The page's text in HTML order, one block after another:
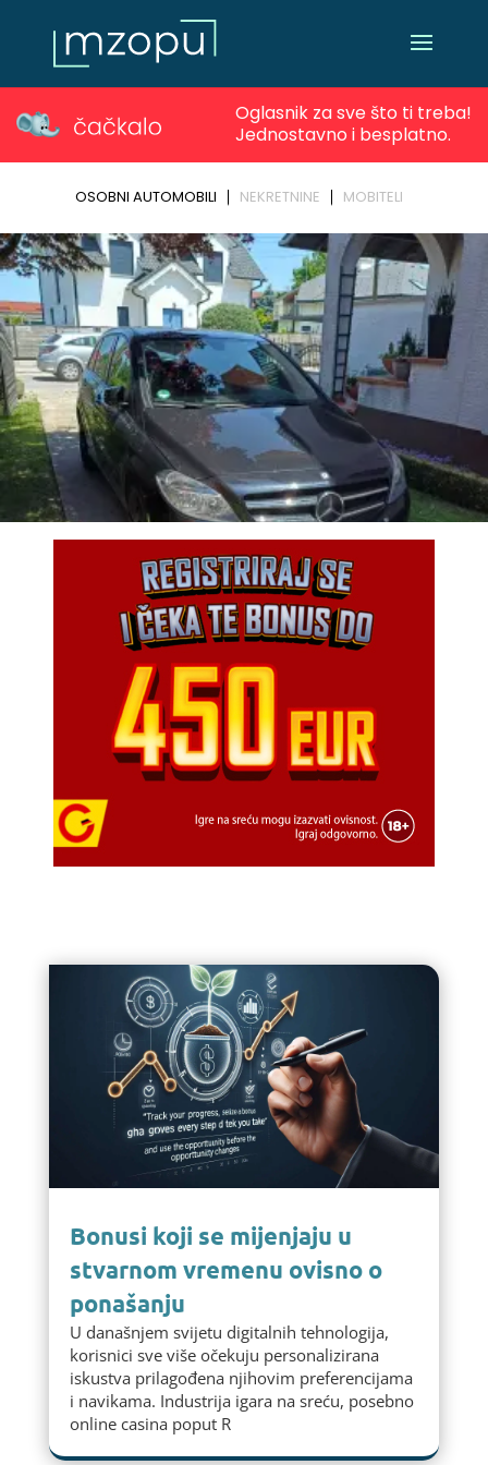
Bonusi koji se mijenjaju u
stvarnom vremenu ovisno o
ponašanju
U današnjem svijetu digitalnih tehnologija,
korisnici sve više očekuju personalizirana
iskustva prilagođena njihovim preferencijama
i navikama. Industrija igara na sreću, posebno
online casina poput R